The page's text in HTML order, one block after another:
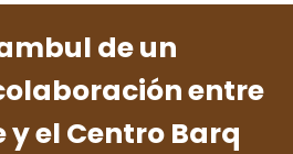
de un
entre
el Centro Barq